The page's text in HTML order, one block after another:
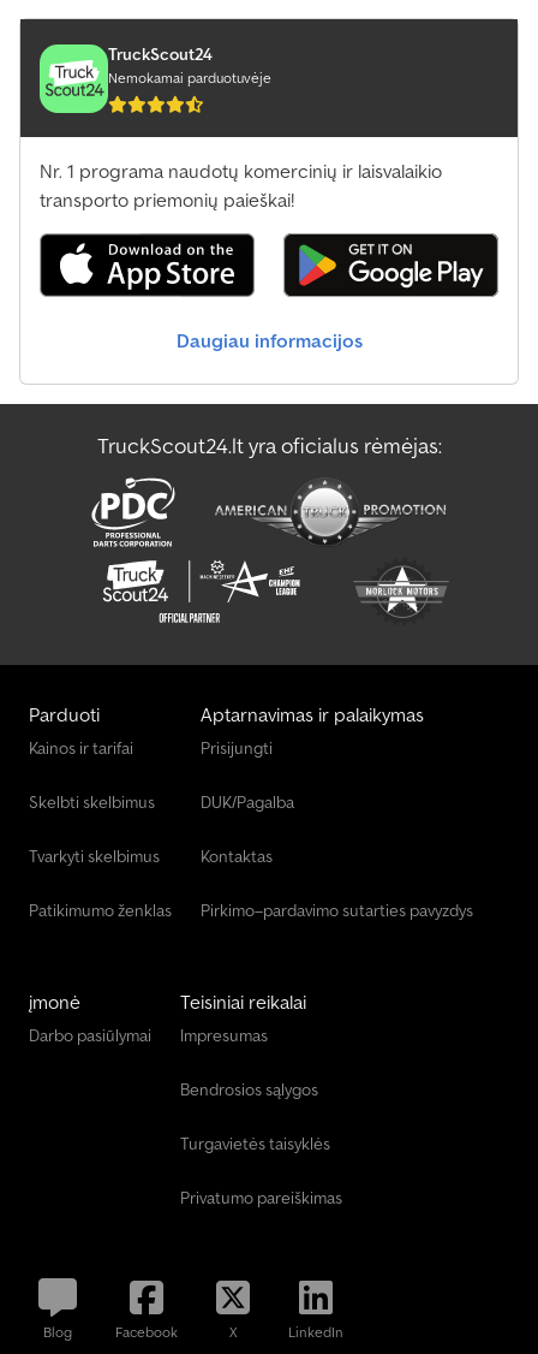
TruckScout24
Nemokamai parduotuvėje
Nr. 1 programa naudotų komercinių ir laisvalaikio
transporto priemonių paieškai!
Daugiau informacijos
TruckScout24.lt yra oficialus rėmėjas:
Parduoti
Kainos ir tarifai
Skelbti skelbimus
Tvarkyti skelbimus
Patikimumo ženklas
Aptarnavimas ir palaikymas
Prisijungti
DUK/Pagalba
Kontaktas
Pirkimo–pardavimo sutarties pavyzdys
įmonė
Darbo pasiūlymai
Teisiniai reikalai
Impresumas
Bendrosios sąlygos
Turgavietės taisyklės
Privatumo pareiškimas
Blog Facebook X LinkedIn